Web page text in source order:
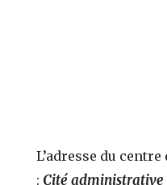
L’adresse du
: Cité